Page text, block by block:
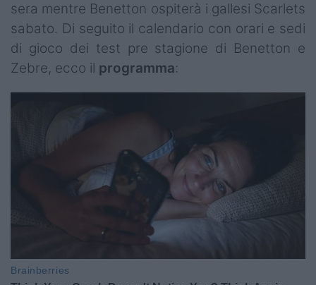
sera mentre Benetton ospiterà i gallesi Scarlets
sabato. Di seguito il calendario con orari e sedi
di gioco dei test pre stagione di Benetton e
Zebre, ecco il programma: